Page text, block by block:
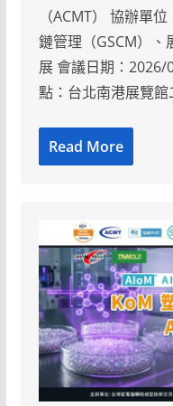
（ACMT） 協辦單
鏈管理（GSCM）
展 會議日期：2026/
點：台北南港展覽館
Read More